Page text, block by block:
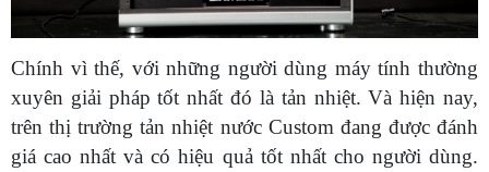
Chính vì thế, với những người dùng máy tính thường
xuyên giải pháp tốt nhất đó là tản nhiệt. Và hiện nay,
trên thị trường tản nhiệt nước Custom đang được đánh
giá cao nhất và có hiệu quả tốt nhất cho người dùng.